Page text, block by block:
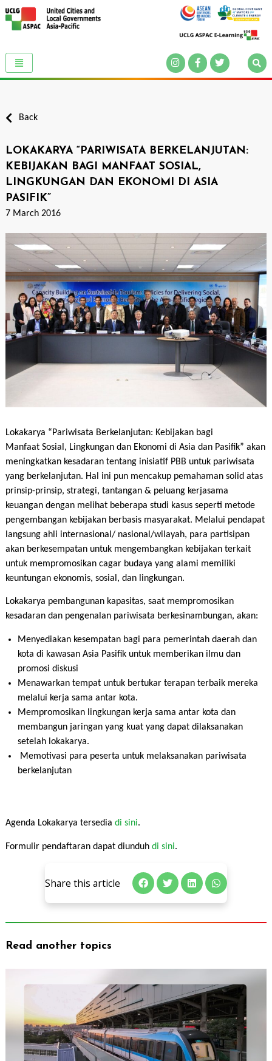
Back
LOKAKARYA “PARIWISATA BERKELANJUTAN:
KEBIJAKAN BAGI MANFAAT SOSIAL,
LINGKUNGAN DAN EKONOMI DI ASIA
PASIFIK”
7 March 2016
Lokakarya “Pariwisata Berkelanjutan: Kebijakan bagi
Manfaat Sosial, Lingkungan dan Ekonomi di Asia dan Pasifik” akan
meningkatkan kesadaran tentang inisiatif PBB untuk pariwisata
yang berkelanjutan. Hal ini pun mencakup pemahaman solid atas
prinsip-prinsip, strategi, tantangan & peluang kerjasama
keuangan dengan melihat beberapa studi kasus seperti metode
pengembangan kebijakan berbasis masyarakat. Melalui pendapat
langsung ahli internasional/ nasional/wilayah, para partisipan
akan berkesempatan untuk mengembangkan kebijakan terkait
untuk mempromosikan cagar budaya yang alami memiliki
keuntungan ekonomis, sosial, dan lingkungan.
Lokakarya pembangunan kapasitas, saat mempromosikan
kesadaran dan pengenalan pariwisata berkesinambungan, akan:
Menyediakan kesempatan bagi para pemerintah daerah dan
kota di kawasan Asia Pasifik untuk memberikan ilmu dan
promosi diskusi
Menawarkan tempat untuk bertukar terapan terbaik mereka
melalui kerja sama antar kota.
Mempromosikan lingkungan kerja sama antar kota dan
membangun jaringan yang kuat yang dapat dilaksanakan
setelah lokakarya.
Memotivasi para peserta untuk melaksanakan pariwisata
berkelanjutan
Agenda Lokakarya tersedia di sini.
Formulir pendaftaran dapat diunduh di sini.
Share this article
Read another topics